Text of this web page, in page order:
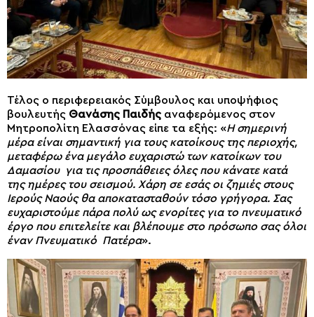
Τέλος ο περιφερειακός Σύμβουλος και υποψήφιος
βουλευτής Θανάσης Παιδής αναφερόμενος στον
Μητροπολίτη Ελασσόνας είπε τα εξής: «Η σημερινή
μέρα είναι σημαντική για τους κατοίκους της περιοχής,
μεταφέρω ένα μεγάλο ευχαριστώ των κατοίκων του
Δαμασίου για τις προσπάθειες όλες που κάνατε κατά
της ημέρες του σεισμού. Χάρη σε εσάς οι ζημιές στους
Ιερούς Ναούς θα αποκατασταθούν τόσο γρήγορα. Σας
ευχαριστούμε πάρα πολύ ως ενορίτες για το πνευματικό
έργο που επιτελείτε και βλέπουμε στο πρόσωπο σας όλοι
έναν Πνευματικό Πατέρα».